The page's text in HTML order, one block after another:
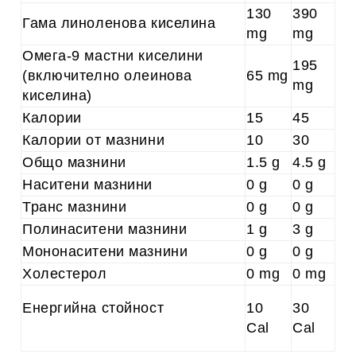
Гама линоленова киселина
130
mg
390
mg
Омега-9 мастни киселини
(включително олеинова
киселина)
65 mg
195
mg
Калории 15
45
Калории от мазнини
10
30
Общо мазнини
1.5 g
4.5 g
Наситени мазнини
0 g
0 g
Транс мазнини
0 g
0 g
Полинаситени мазнини
1 g
3 g
Мононаситени мазнини
0 g
0 g
Холестерол
0 mg 0 mg
Енергийна стойност
10
Cal
30
Cal